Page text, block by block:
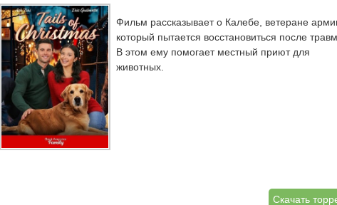
Фильм рассказывает о Калебе, ветеране
который пытается восстановиться после
В этом ему помогает местный приют для
животных.
Скачать